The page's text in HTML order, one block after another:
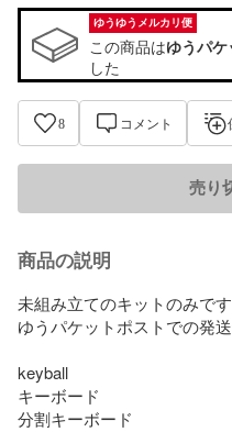
ゆうゆうメルカリ便
この商品はゆうパケ
した
8 コメント
売り
商品の説明
未組み立てのキットのみです
ゆうパケットポストでの発送
keyball
キーボード
分割キーボード